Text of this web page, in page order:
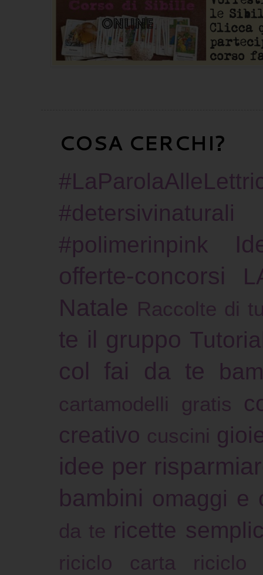
COSA CERCHI?
#detersivinaturali
#polimerinpink
offerte-concorsi
Natale Raccolte di
te il gruppo
col fai da te
cartamodelli gratis
creativo cuscini
idee per
bambini omaggi e
da te ricette
riciclo carta riciclo